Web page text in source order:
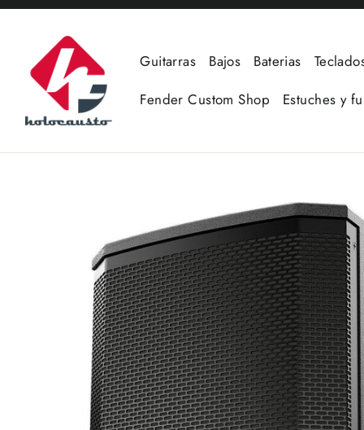
Ir
directamente
contenido
Guitarras Bajos Baterias
Fender Custom Shop
Estuches y